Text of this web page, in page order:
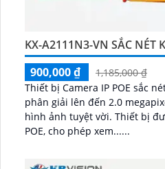
KX-A2111N3-VN SẮC NÉT
900,000 ₫
1,185,000 ₫
Thiết bị Camera IP POE sắc
phân giải lên đến 2.0
hình ảnh tuyệt vời. Thiết bị được trang bị công nghệ IP
POE, cho phép xem......